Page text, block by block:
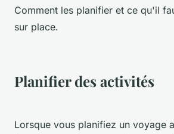
Comment les planifier et ce qu'il
sur place.
Planifier des activités
Lorsque vous planifiez un voyage